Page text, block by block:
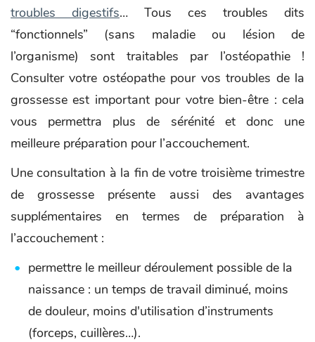
troubles digestifs… Tous ces troubles dits
“fonctionnels” (sans maladie ou lésion de
l’organisme) sont traitables par l’ostéopathie !
Consulter votre ostéopathe pour vos troubles de la
grossesse est important pour votre bien-être : cela
vous permettra plus de sérénité et donc une
meilleure préparation pour l’accouchement.
Une consultation à la fin de votre troisième trimestre
de grossesse présente aussi des avantages
supplémentaires en termes de préparation à
l’accouchement :
permettre le meilleur déroulement possible de la
naissance : un temps de travail diminué, moins
de douleur, moins d'utilisation d’instruments
(forceps, cuillères…).